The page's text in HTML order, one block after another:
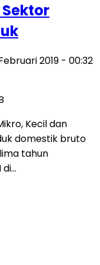
Sektor
2019 - 00:32
Kecil dan
domestik bruto
tahun